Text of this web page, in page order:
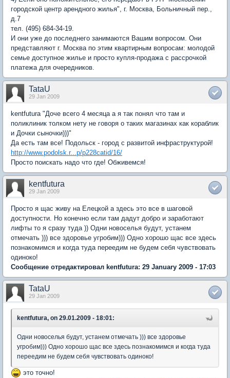
городской центр арендного жилья", г. Москва, Больничный пер.,
д.7
тел. (495) 684-34-19.
И они уже до последнего занимаются Вашим вопросом. Они
представляют г. Москва по этим квартирным вопросам: молодой
семье доступное жилье и просто купля-продажа с рассрочкой
платежа для очередников.
TataU
29 Jan 2009
kentfutura "Доче всего 4 месяца а я так понял что там и
поликлиник толком нету не говоря о таких магазинах как кораблик
и Дочки сыночки)))"
Да есть там все! Подольск - город с развитой инфраструктурой!
http://www.podolsk.r...p/p228catid/16/
Просто поискать надо что где! Обживемся!
kentfutura
29 Jan 2009
Просто я щас живу на Елецкой а здесь это все в шаговой
доступности. Но конечно если там дадут добро и заработают
лифты то я сразу туда )) Одни новоселья будут, устанем
отмечать ))) все здоровье угробим))) Одно хорошо щас все здесь
познакомимся и когда туда переедим не будем себя чувствовать
одиноко!
Сообщение отредактировал kentfutura: 29 January 2009 - 17:03
TataU
29 Jan 2009
kentfutura, on 29.01.2009 - 18:01:
Одни новоселья будут, устанем отмечать ))) все здоровье
угробим))) Одно хорошо щас все здесь познакомимся и когда туда
переедим не будем себя чувствовать одиноко!
это точно!